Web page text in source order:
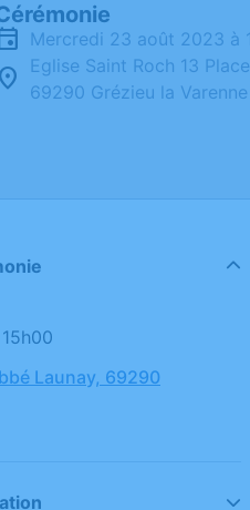
mercredi 23 août 2023 à
Eglise Saint Roch 13
69290 Grézieu la Varenne
Launay, 69290